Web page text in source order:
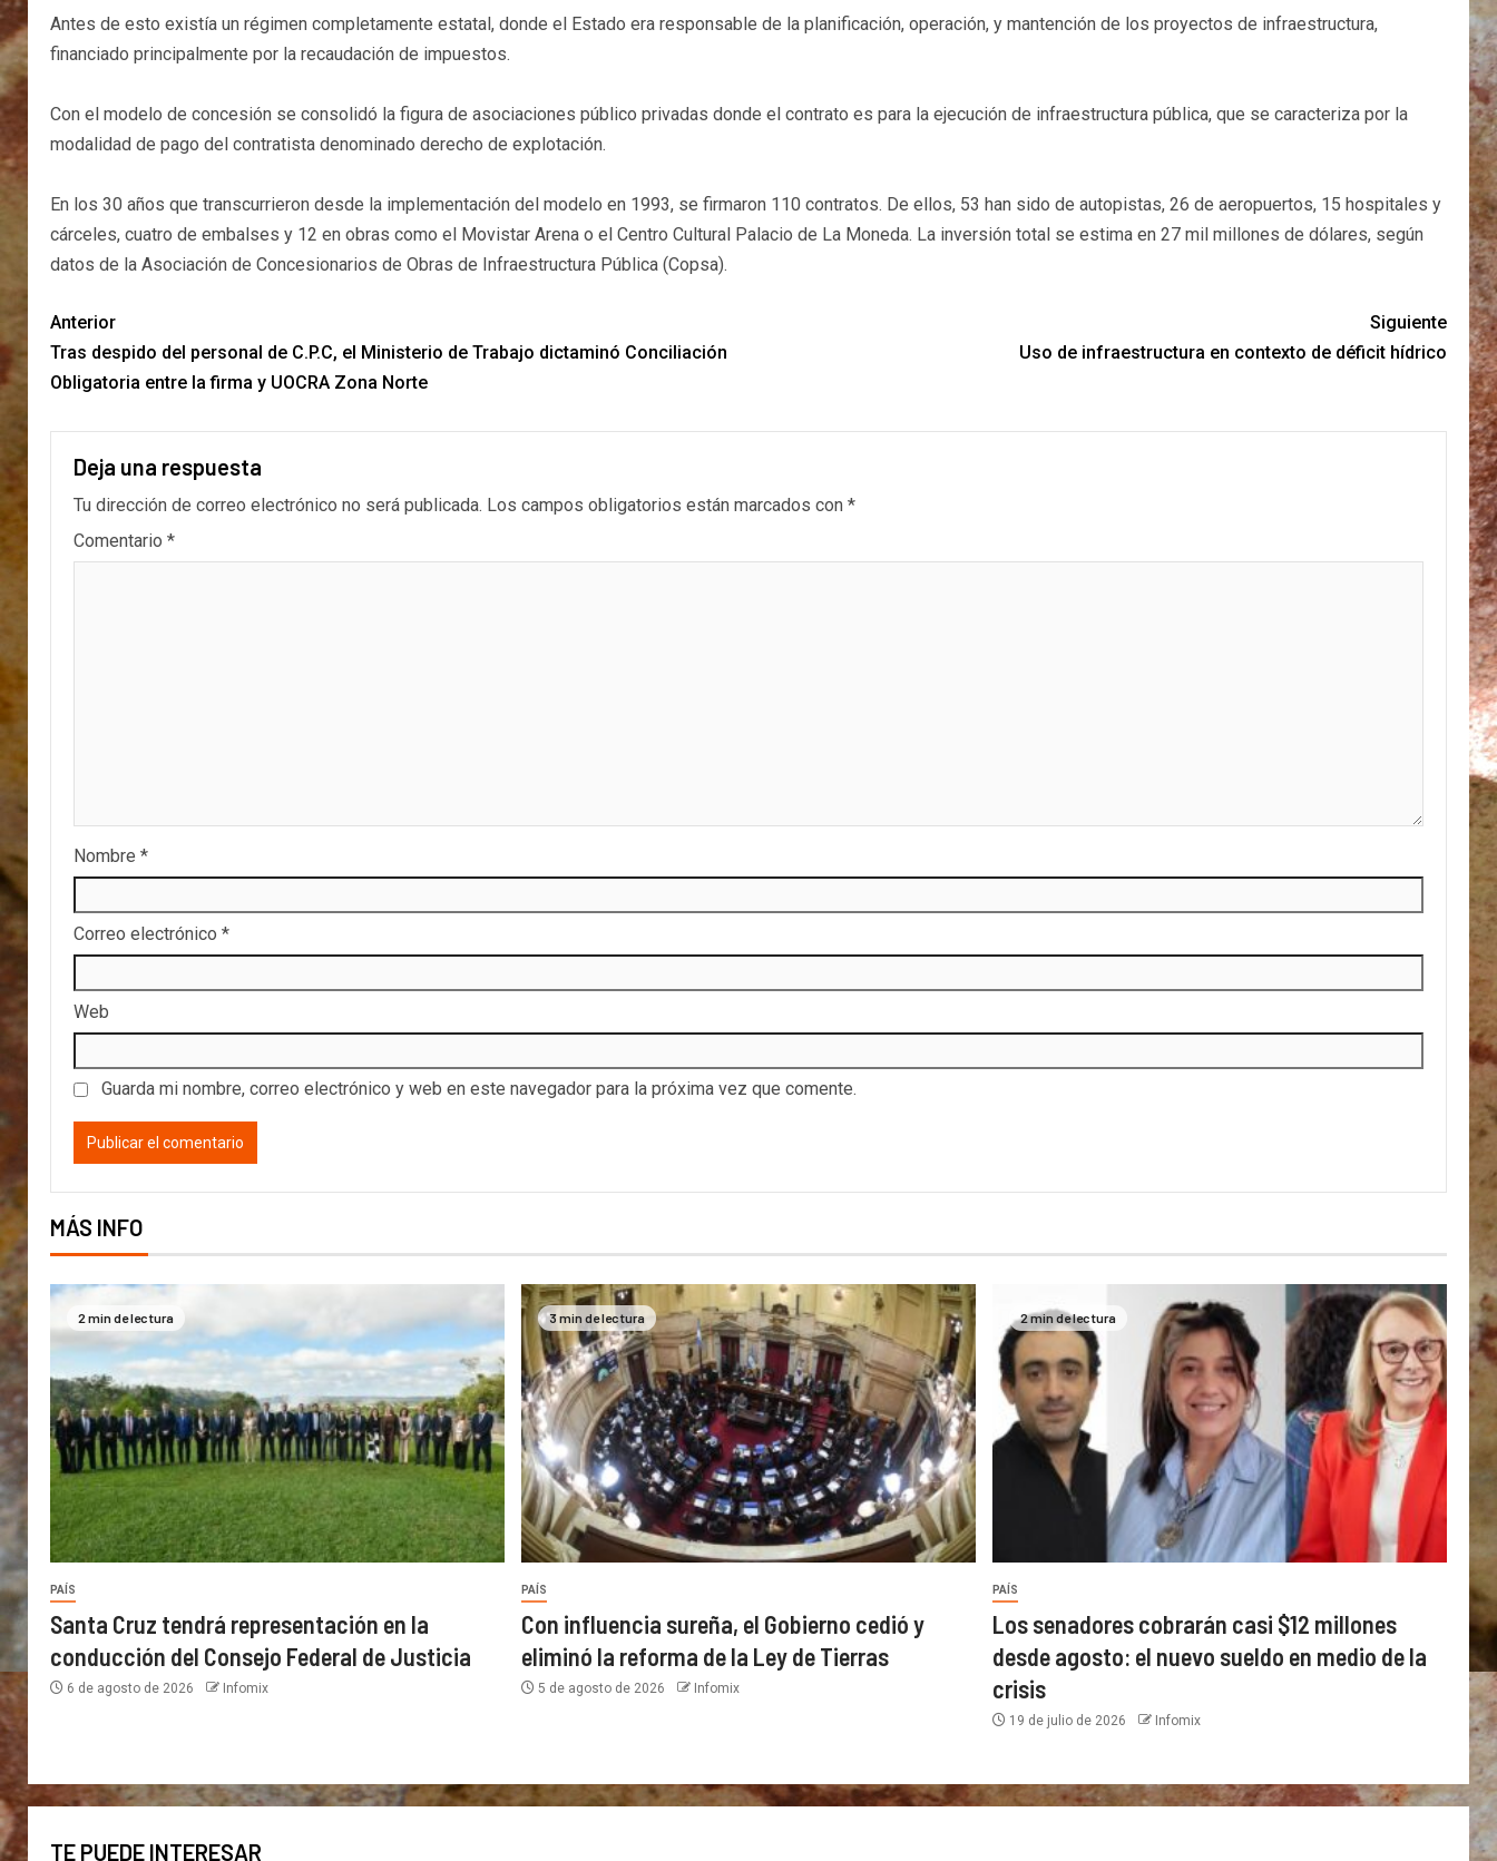
Antes de esto existía un régimen completamente estatal, donde el Estado era responsable de la planificación, operación, y mantención de los proyectos de infraestructura,
financiado principalmente por la recaudación de impuestos.
Con el modelo de concesión se consolidó la figura de asociaciones público privadas donde el contrato es para la ejecución de infraestructura pública, que se caracteriza por la
modalidad de pago del contratista denominado derecho de explotación.
En los 30 años que transcurrieron desde la implementación del modelo en 1993, se firmaron 110 contratos. De ellos, 53 han sido de autopistas, 26 de aeropuertos, 15 hospitales y
cárceles, cuatro de embalses y 12 en obras como el Movistar Arena o el Centro Cultural Palacio de La Moneda. La inversión total se estima en 27 mil millones de dólares, según
datos de la Asociación de Concesionarios de Obras de Infraestructura Pública (Copsa).
Anterior
Tras despido del personal de C.P.C, el Ministerio de Trabajo dictaminó Conciliación
Obligatoria entre la firma y UOCRA Zona Norte
Siguiente
Uso de infraestructura en contexto de déficit hídrico
Deja una respuesta
Tu dirección de correo electrónico no será publicada. Los campos obligatorios están marcados con *
Comentario *
Nombre *
Correo electrónico *
Web
Guarda mi nombre, correo electrónico y web en este navegador para la próxima vez que comente.
MÁS INFO
2 min de lectura
PAÍS
Santa Cruz tendrá representación en la
conducción del Consejo Federal de Justicia
6 de agosto de 2026 Infomix
3 min de lectura
PAÍS
Con influencia sureña, el Gobierno cedió y
eliminó la reforma de la Ley de Tierras
5 de agosto de 2026 Infomix
2 min de lectura
PAÍS
Los senadores cobrarán casi $12 millones
desde agosto: el nuevo sueldo en medio de la
crisis
19 de julio de 2026 Infomix
TE PUEDE INTERESAR